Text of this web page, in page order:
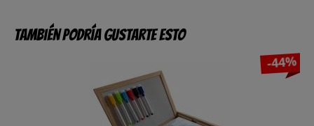
También podría gustarte esto
-44%